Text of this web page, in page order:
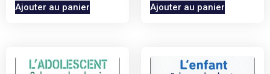
Ajouter au panier Ajouter au panier